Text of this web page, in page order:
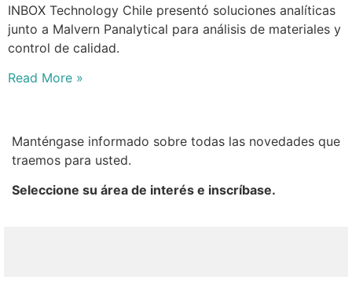
INBOX Technology Chile presentó soluciones analíticas
junto a Malvern Panalytical para análisis de materiales y
control de calidad.
Read More »
Manténgase informado sobre todas las novedades que
traemos para usted.
Seleccione su área de interés e inscríbase.